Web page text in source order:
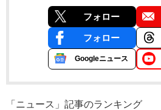
フォロー
フォロー
Googleニュース
「ニュース」記事のランキング